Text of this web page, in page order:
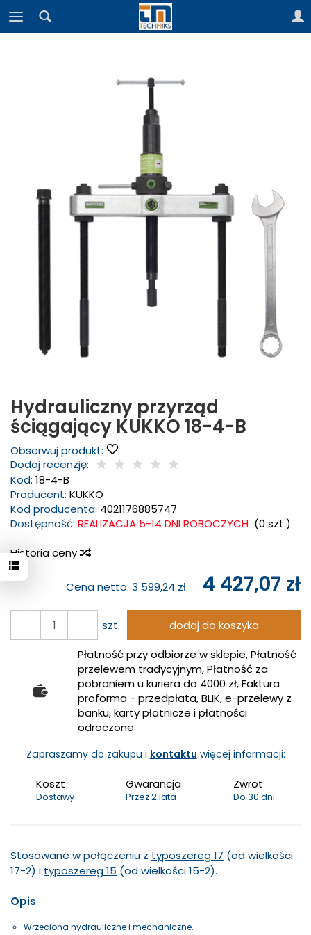
Hydrauliczny przyrząd
ściągający KUKKO 18-4-B
Obserwuj produkt:
Dodaj recenzję:
Kod: 18-4-B
Producent: KUKKO
Kod producenta: 4021176885747
Dostępność: REALIZACJA 5-14 DNI ROBOCZYCH (0 szt.)
Historia ceny
Cena netto: 3 599,24 zł 4 427,07 zł
szt.
dodaj do koszyka
Płatność przy odbiorze w sklepie, Płatność
przelewem tradycyjnym, Płatność za
pobraniem u kuriera do 4000 zł, Faktura
proforma - przedpłata, BLIK, e-przelewy z
banku, karty płatnicze i płatności
odroczone
Zapraszamy do zakupu i kontaktu więcej informacji:
Koszt
Dostawy
Gwarancja
Przez 2 lata
Zwrot
Do 30 dni
Stosowane w połączeniu z typoszereg 17 (od wielkości
17-2) i typoszereg 15 (od wielkości 15-2).
Opis
Wrzeciona hydrauliczne i mechaniczne.